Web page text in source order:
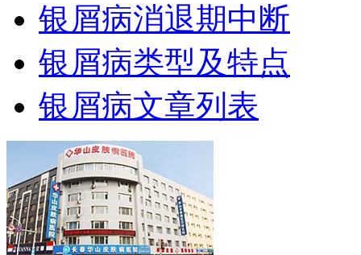
银屑病消退期中断
银屑病类型及特点
银屑病文章列表